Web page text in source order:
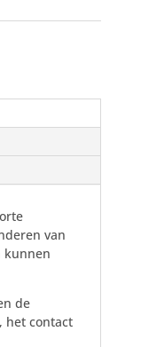
van
kunnen
de
het contact